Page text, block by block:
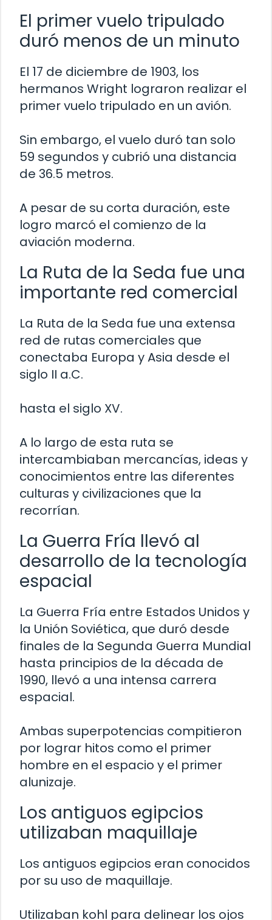
El primer vuelo tripulado
duró menos de un minuto
El 17 de diciembre de 1903, los
hermanos Wright lograron realizar el
primer vuelo tripulado en un avión.
Sin embargo, el vuelo duró tan solo
59 segundos y cubrió una distancia
de 36.5 metros.
A pesar de su corta duración, este
logro marcó el comienzo de la
aviación moderna.
La Ruta de la Seda fue una
importante red comercial
La Ruta de la Seda fue una extensa
red de rutas comerciales que
conectaba Europa y Asia desde el
siglo II a.C.
hasta el siglo XV.
A lo largo de esta ruta se
intercambiaban mercancías, ideas y
conocimientos entre las diferentes
culturas y civilizaciones que la
recorrían.
La Guerra Fría llevó al
desarrollo de la tecnología
espacial
La Guerra Fría entre Estados Unidos y
la Unión Soviética, que duró desde
finales de la Segunda Guerra Mundial
hasta principios de la década de
1990, llevó a una intensa carrera
espacial.
Ambas superpotencias compitieron
por lograr hitos como el primer
hombre en el espacio y el primer
alunizaje.
Los antiguos egipcios
utilizaban maquillaje
Los antiguos egipcios eran conocidos
por su uso de maquillaje.
Utilizaban kohl para delinear los ojos